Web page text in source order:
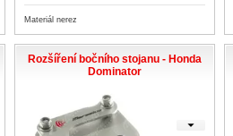
Materiál nerez
Rozšíření bočního stojanu - Honda
Dominator